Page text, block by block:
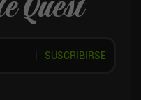
SUSCRIBIRSE